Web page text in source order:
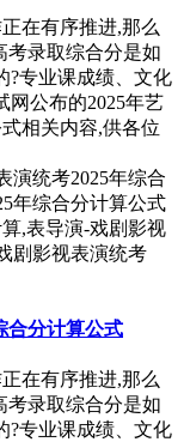
在有序推进,那么
考录取综合分是如
?专业课成绩、文化
网公布的2025年艺
相关内容,供各位
,表导演-戏剧影视
剧影视表演统考
合分计算公式
在有序推进,那么
考录取综合分是如
?专业课成绩、文化